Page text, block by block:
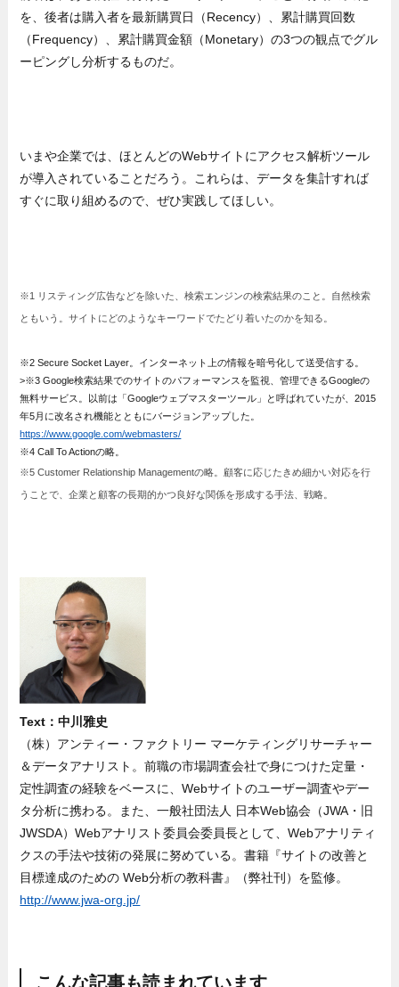
を、後者は購入者を最新購買日（Recency）、累計購買回数
（Frequency）、累計購買金額（Monetary）の3つの観点でグル
ーピングし分析するものだ。
いまや企業では、ほとんどのWebサイトにアクセス解析ツール
が導入されていることだろう。これらは、データを集計すれば
すぐに取り組めるので、ぜひ実践してほしい。
※1 リスティング広告などを除いた、検索エンジンの検索結果のこと。自然検索
ともいう。サイトにどのようなキーワードでたどり着いたのかを知る。
※2 Secure Socket Layer。インターネット上の情報を暗号化して送受信する。
>※3 Google検索結果でのサイトのパフォーマンスを監視、管理できるGoogleの
無料サービス。以前は「Googleウェブマスターツール」と呼ばれていたが、2015
年5月に改名され機能とともにバージョンアップした。
https://www.google.com/webmasters/
※4 Call To Actionの略。
※5 Customer Relationship Managementの略。顧客に応じたきめ細かい対応を行
うことで、企業と顧客の長期的かつ良好な関係を形成する手法、戦略。
Text：中川雅史
（株）アンティー・ファクトリー マーケティングリサーチャー
＆データアナリスト。前職の市場調査会社で身につけた定量・
定性調査の経験をベースに、Webサイトのユーザー調査やデー
タ分析に携わる。また、一般社団法人 日本Web協会（JWA・旧
JWSDA）Webアナリスト委員会委員長として、Webアナリティ
クスの手法や技術の発展に努めている。書籍『サイトの改善と
目標達成のための Web分析の教科書』（弊社刊）を監修。
http://www.jwa-org.jp/
こんな記事も読まれています